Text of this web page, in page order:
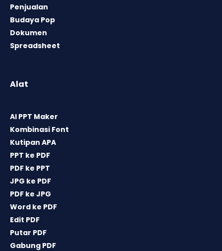
Penjualan
Budaya Pop
Dokumen
Spreadsheet
Alat
AI PPT Maker
Kombinasi Font
Kutipan APA
PPT ke PDF
PDF ke PPT
JPG ke PDF
PDF ke JPG
Word ke PDF
Edit PDF
Putar PDF
Gabung PDF